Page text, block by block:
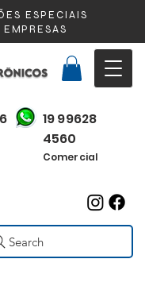
ESPECIAIS
EMPRESAS
19 99628
4560
Comercial
Search